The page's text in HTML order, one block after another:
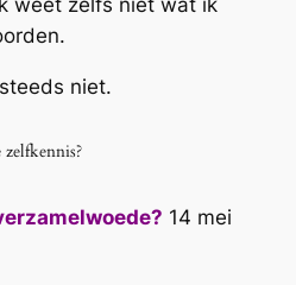
weet zelfs niet wat ik
niet.
14 mei